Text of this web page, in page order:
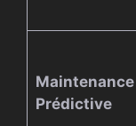
Maintenance
Prédictive